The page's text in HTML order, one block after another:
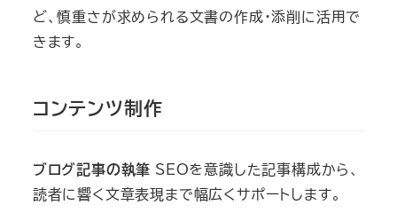
ど、慎重さが求められる文書の作成・添削に活用で
きます。
コンテンツ制作
ブログ記事の執筆 SEOを意識した記事構成から、
読者に響く文章表現まで幅広くサポートします。